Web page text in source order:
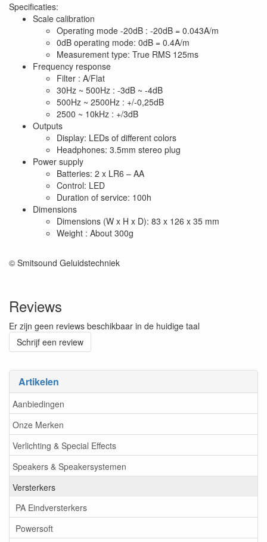
Artikelen
Aanbiedingen
Onze Merken
Verlichting & Special Effects
Speakers & Speakersystemen
Versterkers
PA Eindversterkers
Powersoft
Specificaties:
Scale calibration
Operating mode -20dB : -20dB = 0.043A/m
0dB operating mode: 0dB = 0.4A/m
Measurement type: True RMS 125ms
Frequency response
Filter : A/Flat
30Hz ~ 500Hz : -3dB ~ -4dB
500Hz ~ 2500Hz : +/-0,25dB
2500 ~ 10kHz : +/3dB
Outputs
Display: LEDs of different colors
Headphones: 3.5mm stereo plug
Power supply
Batteries: 2 x LR6 – AA
Control: LED
Duration of service: 100h
Dimensions
Dimensions (W x H x D): 83 x 126 x 35 mm
Weight : About 300g
© Smitsound Geluidstechniek
Reviews
Er zijn geen reviews beschikbaar in de huidige taal
Schrijf een review